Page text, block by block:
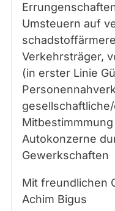
Umsteuern auf
Verkehrsträger,
(in erster Linie
Autokonzerne
Gewerkschaften
Mit freundlichen
Achim Bigus